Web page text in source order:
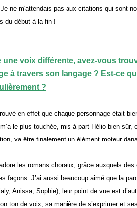
ne m'attendais pas aux citations qui sont
du début à la fin !
une voix différente, avez-vous
à travers son langage ? Est-ce
?
en effet que chaque personnage était
le plus touchée, mis à part Hélio bien sûr,
va être finalement un élément moteur
les romans choraux, grâce auxquels
façons. J’ai aussi beaucoup aimé que la
Anissa, Sophie), leur point de vue est
ton de voix, sa manière de s’exprimer et